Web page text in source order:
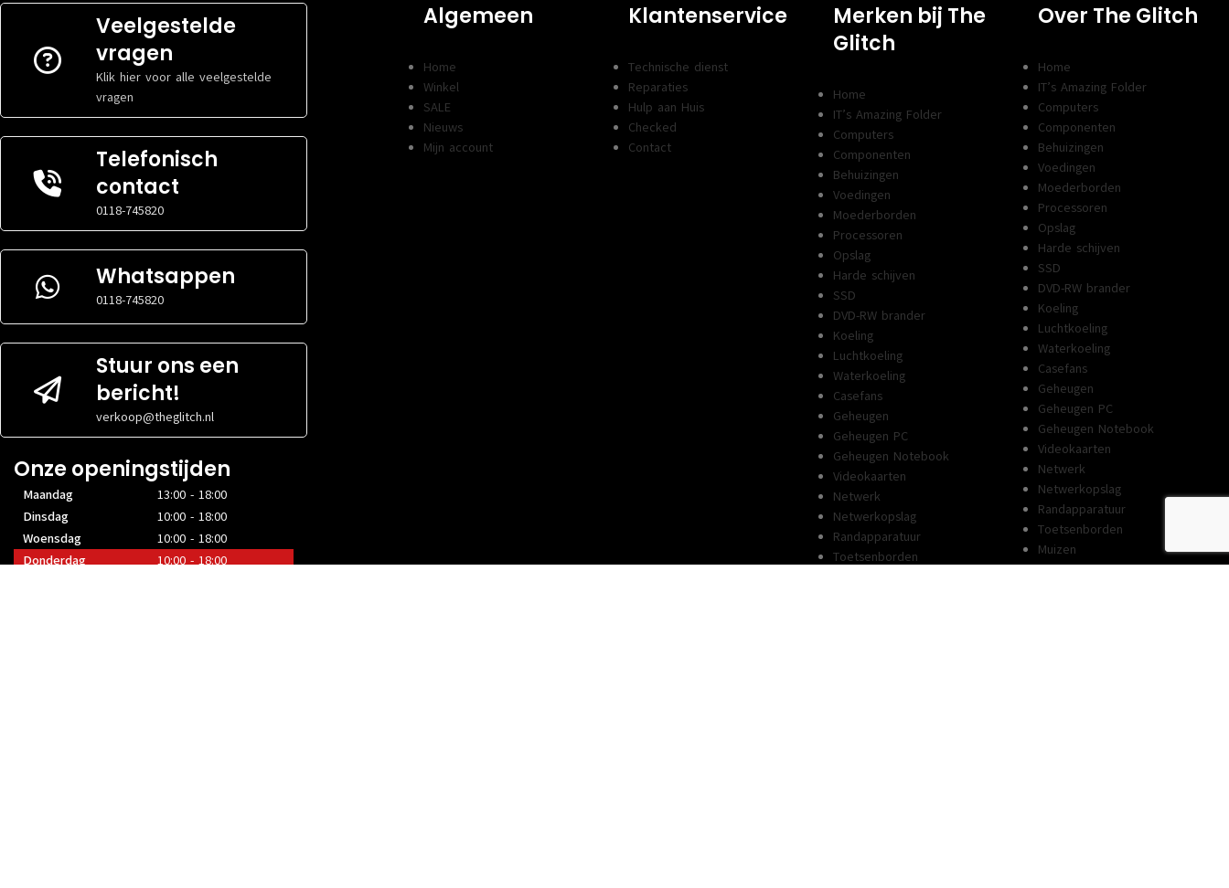
Veelgestelde
vragen
Klik hier voor alle veelgestelde
vragen
Telefonisch
contact
0118-745820
Whatsappen
0118-745820
Stuur ons een
bericht!
verkoop@theglitch.nl
Onze openingstijden
Maandag
13:00 - 18:00
Dinsdag
10:00 - 18:00
Woensdag
10:00 - 18:00
Donderdag
10:00 - 18:00
Algemeen
Home
Winkel
SALE
Nieuws
Mijn account
Klantenservice
Technische dienst
Reparaties
Hulp aan Huis
Checked
Contact
Merken bij The
Glitch
Home
IT’s Amazing Folder
Computers
Componenten
Behuizingen
Voedingen
Moederborden
Processoren
Opslag
Harde schijven
SSD
DVD-RW brander
Koeling
Luchtkoeling
Waterkoeling
Casefans
Geheugen
Geheugen PC
Geheugen Notebook
Videokaarten
Netwerk
Netwerkopslag
Randapparatuur
Toetsenborden
Over The Glitch
Home
IT’s Amazing Folder
Computers
Componenten
Behuizingen
Voedingen
Moederborden
Processoren
Opslag
Harde schijven
SSD
DVD-RW brander
Koeling
Luchtkoeling
Waterkoeling
Casefans
Geheugen
Geheugen PC
Geheugen Notebook
Videokaarten
Netwerk
Netwerkopslag
Randapparatuur
Toetsenborden
Muizen
Printers